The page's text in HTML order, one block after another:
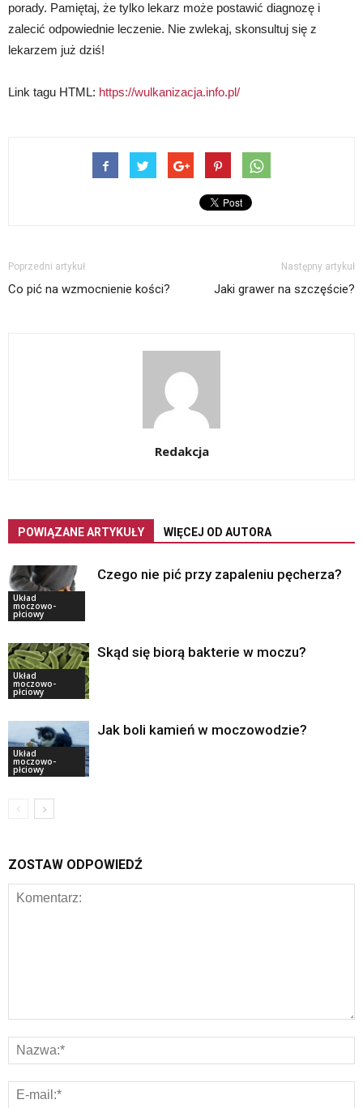
porady. Pamiętaj, że tylko lekarz może postawić diagnozę i
zalecić odpowiednie leczenie. Nie zwlekaj, skonsultuj się z
lekarzem już dziś!
Link tagu HTML: https://wulkanizacja.info.pl/
Poprzedni artykuł
Co pić na wzmocnienie kości?
Następny artykuł
Jaki grawer na szczęście?
Redakcja
POWIĄZANE ARTYKUŁY WIĘCEJ OD AUTORA
Układ
moczowo-
płciowy
Czego nie pić przy zapaleniu pęcherza?
Układ
moczowo-
płciowy
Skąd się biorą bakterie w moczu?
Układ
moczowo-
płciowy
Jak boli kamień w moczowodzie?
ZOSTAW ODPOWIEDŹ